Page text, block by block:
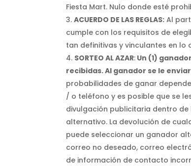
Fiesta Mart. Nulo donde esté
ACUERDO DE LAS REGLAS: Al
cumple con los requisitos de
tan definitivas y vinculantes en lo
SORTEO AL AZAR: Un (1)
recibidas. Al ganador se le
probabilidades de ganar
/ o teléfono y es posible que se
divulgación publicitaria dentro
alternativo. La devolución de
puede seleccionar un ganador
correo no deseado, correo
de información de contacto